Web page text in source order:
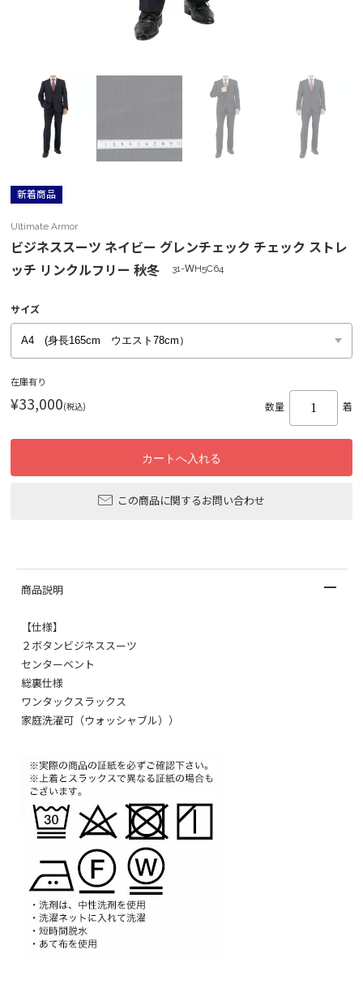
新着商品
Ultimate Armor
ビジネススーツ ネイビー グレンチェック チェック ストレ
ッチ リンクルフリー 秋冬
31-ＷH5C64
サイズ
在庫有り
¥33,000(税込) 数量 着
この商品に関するお問い合わせ
商品説明
【仕様】
２ボタンビジネススーツ
センターベント
総裏仕様
ワンタックスラックス
家庭洗濯可（ウォッシャブル））